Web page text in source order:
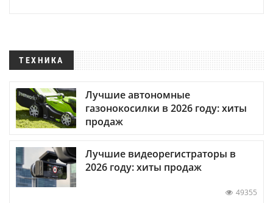
ТЕХНИКА
Лучшие автономные
газонокосилки в 2026 году: хиты
продаж
Лучшие видеорегистраторы в
2026 году: хиты продаж
49355